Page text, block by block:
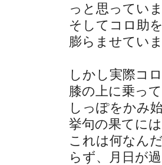
っと思ってい
そしてコロ助
膨らませてい
しかし実際コ
膝の上に乗っ
しっぽをかみ
挙句の果てに
これは何なん
らず、月日が